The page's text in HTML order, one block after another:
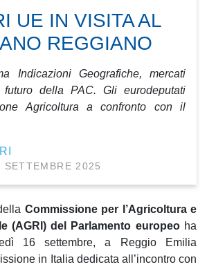
UE IN VISITA AL
REGGIANO
Indicazioni Geografiche, mercati
della PAC. Gli eurodeputati
Agricoltura a confronto con il
SETTEMBRE 2025
Commissione per l’Agricoltura e
(AGRI) del Parlamento europeoha
16 settembre, a Reggio Emilia
in Italia dedicata all’incontro con